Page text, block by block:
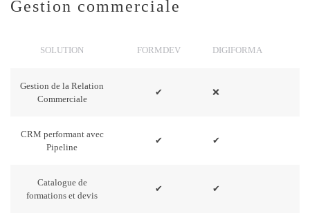
Gestion commerciale
SOLUTION FORMDEV DIGIFORMA
Gestion de la Relation
Commerciale
✔ ❌
CRM performant avec
Pipeline
✔ ✔
Catalogue de
formations et devis
✔ ✔